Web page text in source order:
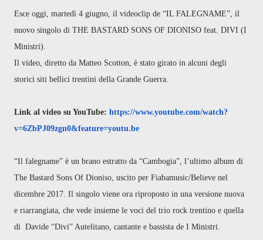
Esce oggi, martedì 4 giugno, il videoclip de “IL FALEGNAME”, il
nuovo singolo di THE BASTARD SONS OF DIONISO feat. DIVI (I
Ministri).
Il video, diretto da Matteo Scotton, è stato girato in alcuni degli
storici siti bellici trentini della Grande Guerra.
Link al video su YouTube: https://www.youtube.com/watch?
v=6ZbPJ09zgn0&feature=youtu.be
“Il falegname” è un brano estratto da “Cambogia”, l’ultimo album di
The Bastard Sons Of Dioniso, uscito per Fiabamusic/Believe nel
dicembre 2017. Il singolo viene ora riproposto in una versione nuova
e riarrangiata, che vede insieme le voci del trio rock trentino e quella
di Davide “Divi” Autelitano, cantante e bassista de I Ministri.